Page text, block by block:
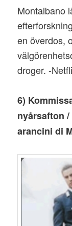
Montalbano
en överdos,
droger. -
6)
nyårsafton
arancini di